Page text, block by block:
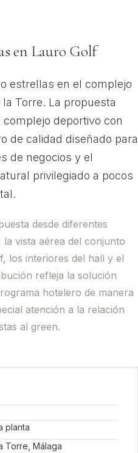
en Lauro Golf
estrellas en el complejo
Torre. La propuesta
deportivo con
de calidad diseñado para
de negocios y el
privilegiado a pocos
desde diferentes
vista aérea del conjunto
los interiores del hall y el
refleja la solución
hotelero de manera
atención a la relación
al green.
planta
Torre, Málaga